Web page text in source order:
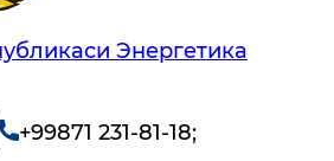
Энергетика
+99871 231-81-18;